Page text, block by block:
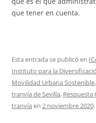
que tener en cuenta.
Esta entrada se publicó en
Instituto para la
Movilidad Urbana Sostenible,
tranvía de Sevilla, Respuesta
tranvía en 2 noviembre 2020.